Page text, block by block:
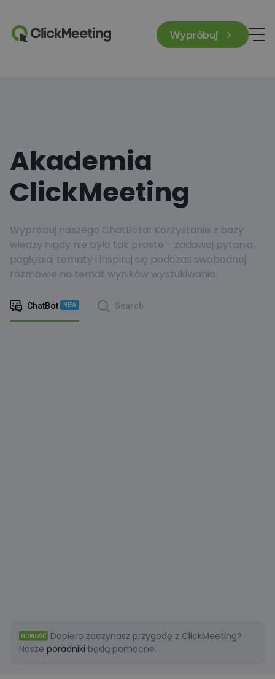
Wypróbuj
Akademia
ClickMeeting
Wypróbuj naszego ChatBota! Korzystanie z bazy
wiedzy nigdy nie było tak proste - zadawaj pytania,
pogłębiaj tematy i inspiruj się podczas swobodnej
rozmowie na temat wyników wyszukiwania.
ChatBot NEW Search
NOWOŚĆ
Dopiero zaczynasz przygodę z ClickMeeting?
Nasze poradniki będą pomocne.